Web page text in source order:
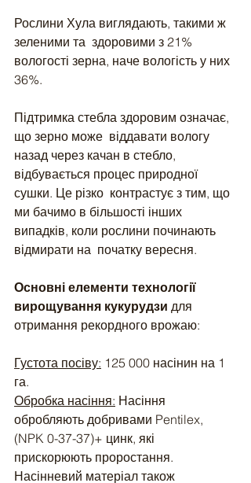
Рослини Хула виглядають, такими ж
зеленими та  здоровими з 21%
вологості зерна, наче вологість у них
36%.
Підтримка стебла здоровим означає,
що зерно може  віддавати вологу
назад через качан в стебло,
відбувається процес природної
сушки. Це різко  контрастує з тим, що
ми бачимо в більшості інших
випадків, коли рослини починають
відмирати на  початку вересня.
Основні елементи технології
вирощування кукурудзи для
отримання рекордного врожаю:
Густота посіву: 125 000 насінин на 1
га.
Обробка насіння: Насіння
обробляють добривами Pentilex,
(NPK 0-37-37)+ цинк, які
прискорюють проростання.
Насінневий матеріал також